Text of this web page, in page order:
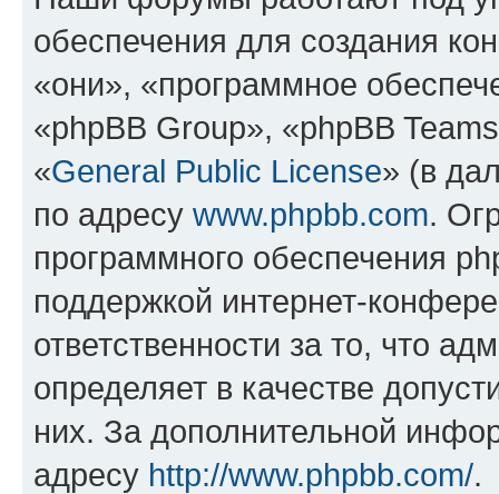
обеспечения для создания
«они», «программное
«phpBB Group», «phpBB
«General Public License» (в
по адресу www.phpbb.com.
программного обеспечения
поддержкой интернет-
ответственности за то, что
определяет в качестве
них. За дополнительной
адресу http://www.phpbb.com/.